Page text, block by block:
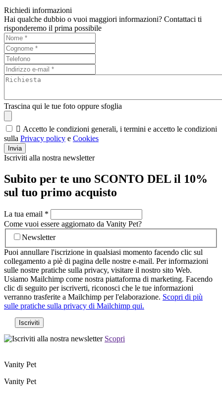
Richiedi informazioni
Hai qualche dubbio o vuoi maggiori informazioni? Contattaci ti
risponderemo il prima possibile
Trascina qui le tue foto oppure sfoglia
 Accetto le condizioni generali, i termini e accetto le condizioni
sulla Privacy policy e Cookies
Invia
Iscriviti alla nostra newsletter
Subito per te uno SCONTO DEL il 10%
sul tuo primo acquisto
La tua email *
Come vuoi essere aggiornato da Vanity Pet?
Newsletter
Puoi annullare l'iscrizione in qualsiasi momento facendo clic sul
collegamento a piè di pagina delle nostre e-mail. Per informazioni
sulle nostre pratiche sulla privacy, visitare il nostro sito Web.
Usiamo Mailchimp come nostra piattaforma di marketing. Facendo
clic di seguito per iscriverti, riconosci che le tue informazioni
verranno trasferite a Mailchimp per l'elaborazione. Scopri di più
sulle pratiche sulla privacy di Mailchimp qui.
Scopri
Vanity Pet
Vanity Pet